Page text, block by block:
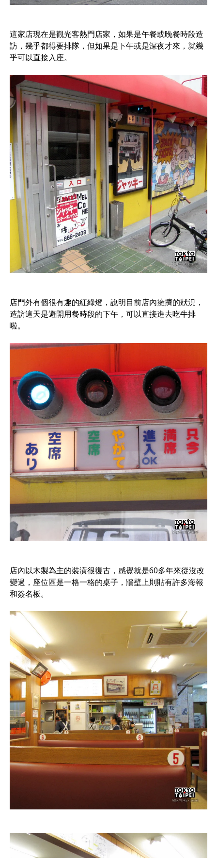
這家店現在是觀光客熱門店家，如果是午餐或晚餐時段造
訪，幾乎都得要排隊，但如果是下午或是深夜才來，就幾
乎可以直接入座。
店門外有個很有趣的紅綠燈，說明目前店內擁擠的狀況，
造訪這天是避開用餐時段的下午，可以直接進去吃牛排
啦。
店內以木製為主的裝潢很復古，感覺就是60多年來從沒改
變過，座位區是一格一格的桌子，牆壁上則貼有許多海報
和簽名板。